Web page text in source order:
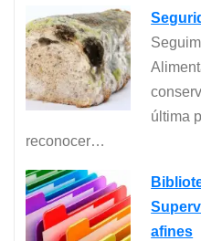
última
reconocer…
afines